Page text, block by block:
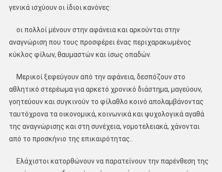
γενικά ισχύουν οι ίδιοι κανόνες:
οι πολλοί μένουν στην αφάνεια και αρκούνται στην
αναγνώριση που τους προσφέρει ένας περιχαρακωμένος
κύκλος φίλων, θαυμαστών και ίσως οπαδών.
Μερικοί ξεφεύγουν από την αφάνεια, δεσπόζουν στο
αθλητικό στερέωμα για αρκετό χρονικό διάστημα, μαγεύουν,
γοητεύουν και συγκινούν το φίλαθλο κοινό απολαμβάνοντας
ταυτόχρονα τα οικονομικά, κοινωνικά και ψυχολογικά αγαθά
της αναγνώρισης και στη συνέχεια, νομοτελειακά, χάνονται
από το προσκήνιο της επικαιρότητας..
Ελάχιστοι κατορθώνουν να παρατείνουν την παρένθεση της